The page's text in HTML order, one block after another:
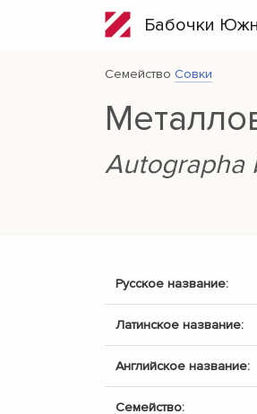
Бабочки
Семейство Совки
Autographa
Русское название:
Латинское название:
Английское название:
Семейство: